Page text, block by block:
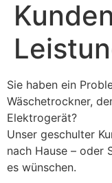
Sie haben ein
Wäschetrockner,
Elektrogerät?
Unser geschulter
nach Hause – oder
es wünschen.